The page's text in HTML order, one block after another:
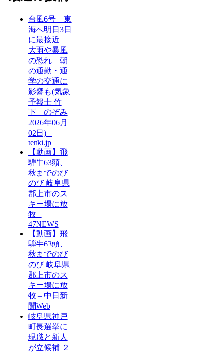
台風6号 東
海へ明日3日
に最接近
大雨や暴風
の恐れ 朝
の通勤・通
学の交通に
影響も(気象
予報士 竹
下 のぞみ
2026年06月
02日) –
tenki.jp
【動画】飛
騨牛63頭、
秋までのび
のび 岐阜県
郡上市のス
キー場に放
牧 –
47NEWS
【動画】飛
騨牛63頭、
秋までのび
のび 岐阜県
郡上市のス
キー場に放
牧 – 中日新
聞Web
岐阜県神戸
町長選挙に
現職と新人
が立候補 ２